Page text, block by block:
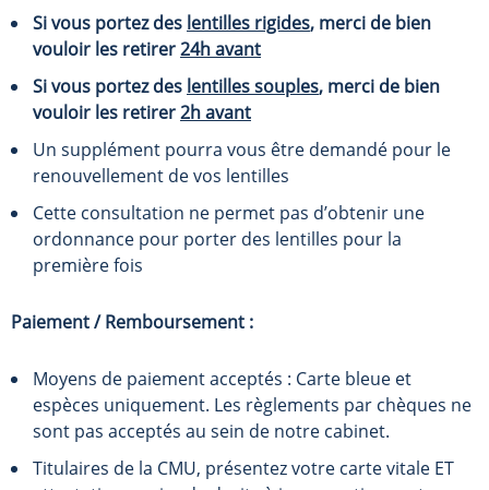
Si vous portez des lentilles rigides, merci de bien
vouloir les retirer24h avant
Si vous portez des lentilles souples, merci de bien
vouloir les retirer2h avant
Un supplément pourra vous être demandé pour le
renouvellement de vos lentilles
Cette consultation ne permet pas d’obtenir une
ordonnance pour porter des lentilles pour la
première fois
Paiement / Remboursement :
Moyens de paiement acceptés : Carte bleue et
espèces uniquement. Les règlements par chèques ne
sont pas acceptés au sein de notre cabinet.
Titulaires de la CMU, présentez votre carte vitale ET